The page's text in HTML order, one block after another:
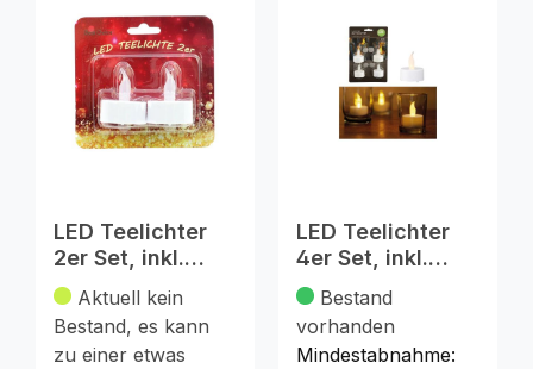
LED Teelichter
2er Set, inkl.
Batterie, 4x3cm
Aktuell kein
Bestand, es kann
zu einer etwas
LED Teelichter
4er Set, inkl.
Batterien, 4x4cm
Bestand
vorhanden
Mindestabnahme: